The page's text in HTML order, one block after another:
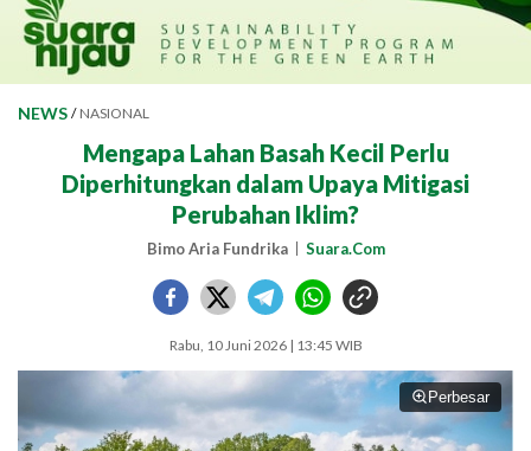
NEWS / NASIONAL
Mengapa Lahan Basah Kecil Perlu
Diperhitungkan dalam Upaya Mitigasi
Perubahan Iklim?
Bimo Aria Fundrika Suara.Com
Rabu, 10 Juni 2026 | 13:45 WIB
Perbesar